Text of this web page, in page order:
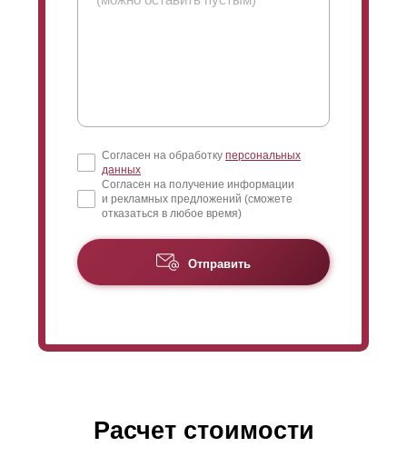
Согласен на обработку персональных
данных
Согласен на получение информации
и рекламных предложений (сможете
отказаться в любое время)
Отправить
Расчет стоимости